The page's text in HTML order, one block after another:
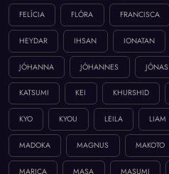
FELÍCIA FLÓRA FRANCISCA
HEYDAR IHSAN IONATAN
JÓHANNA JÓHANNES JÓNAS
KATSUMI KEI KHURSHID
KYO KYOU LEILA LIAM
MADOKA MAGNUS MAKOTO
MARICA MASA MASUMI